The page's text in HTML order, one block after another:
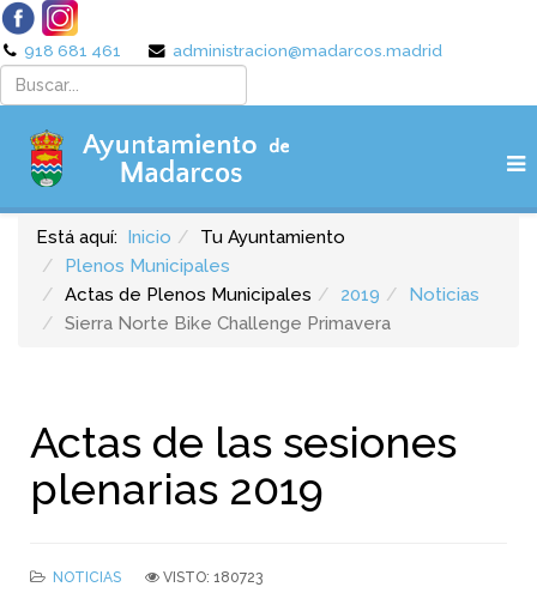
918 681 461 administracion@madarcos.madrid
Está aquí: Inicio
Tu Ayuntamiento
Plenos Municipales
Actas de Plenos Municipales
2019
Noticias
Sierra Norte Bike Challenge Primavera
Actas de las sesiones
plenarias 2019
NOTICIAS VISTO: 180723